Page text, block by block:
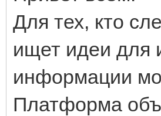
Для тех, кто
ищет идеи для
информации
Платформа